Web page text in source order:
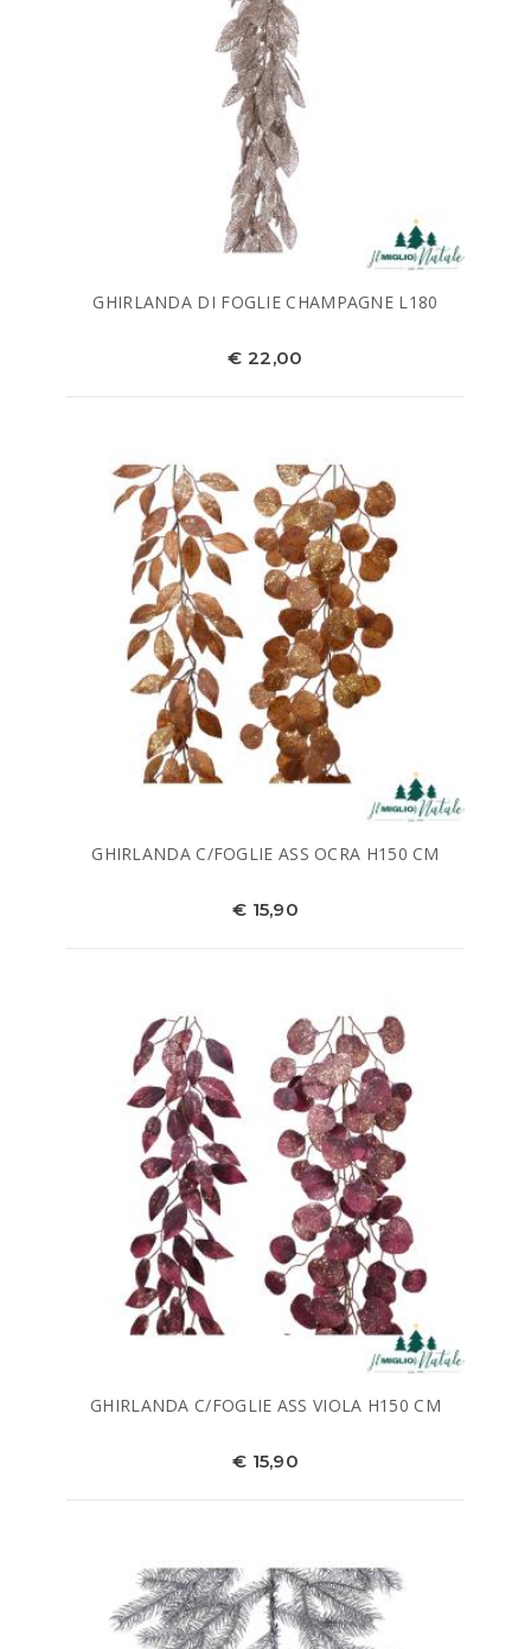
GHIRLANDA DI FOGLIE CHAMPAGNE L180
€ 22,00
GHIRLANDA C/FOGLIE ASS OCRA H150 CM
€ 15,90
GHIRLANDA C/FOGLIE ASS VIOLA H150 CM
€ 15,90